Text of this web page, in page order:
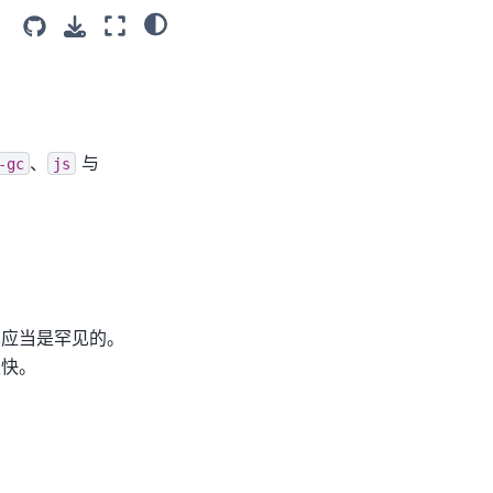
gc 、 js 与
当是罕见的。
。